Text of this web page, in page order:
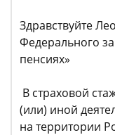
Здравствуйте
Федерального
пенсиях»
В страховой
(или) иной
на территории